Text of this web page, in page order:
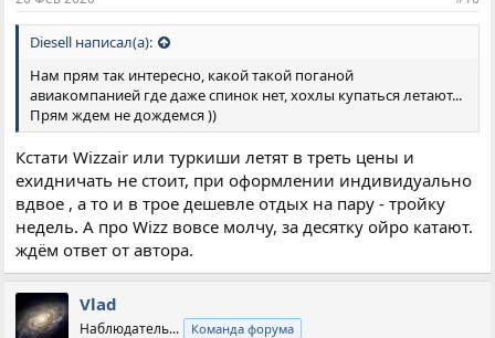
:
Diesell написал(а):
Нам прям так интересно, какой такой поганой
авиакомпанией где даже спинок нет, хохлы купаться летают...
Прям ждем не дождемся ))
Кстати Wizzair или туркиши летят в треть цены и
ехидничать не стоит, при оформлении индивидуально
вдвое , а то и в трое дешевле отдых на пару - тройку
недель. А про Wizz вовсе молчу, за десятку ойро катают.
ждём ответ от автора.
Vlad
Наблюдатель... Команда форума